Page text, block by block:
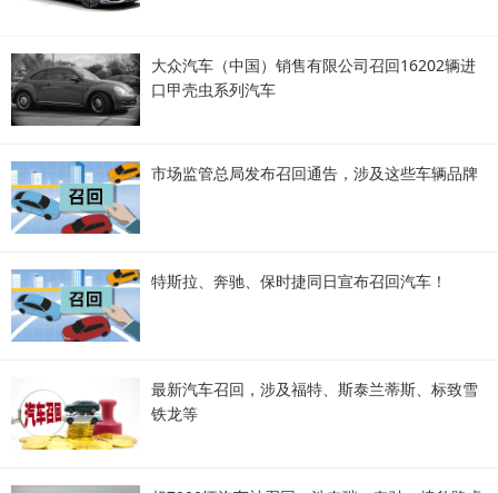
大众汽车（中国）销售有限公司召回16202辆进
口甲壳虫系列汽车
市场监管总局发布召回通告，涉及这些车辆品牌
特斯拉、奔驰、保时捷同日宣布召回汽车！
最新汽车召回，涉及福特、斯泰兰蒂斯、标致雪
铁龙等